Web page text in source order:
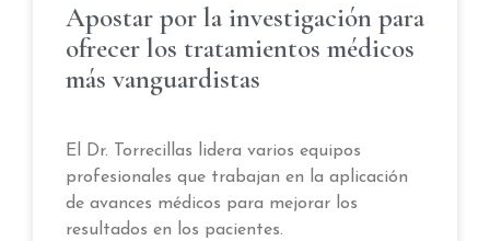
Apostar por la investigación para
ofrecer los tratamientos médicos
más vanguardistas
El Dr. Torrecillas lidera varios equipos
profesionales que trabajan en la aplicación
de avances médicos para mejorar los
resultados en los pacientes.